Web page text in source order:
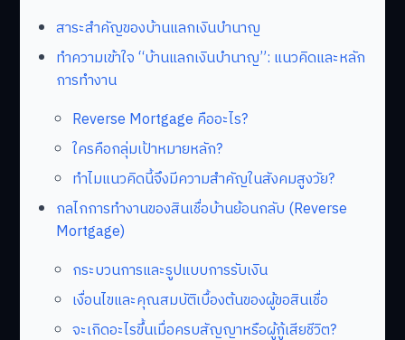
สาระสำคัญของบ้านแลกเงินบำนาญ
ทำความเข้าใจ “บ้านแลกเงินบำนาญ”: แนวคิดและหลัก
การทำงาน
Reverse Mortgage คืออะไร?
ใครคือกลุ่มเป้าหมายหลัก?
ทำไมแนวคิดนี้จึงมีความสำคัญในสังคมสูงวัย?
กลไกการทำงานของสินเชื่อบ้านย้อนกลับ (Reverse
Mortgage)
กระบวนการและรูปแบบการรับเงิน
เงื่อนไขและคุณสมบัติเบื้องต้นของผู้ขอสินเชื่อ
จะเกิดอะไรขึ้นเมื่อครบสัญญาหรือผู้กู้เสียชีวิต?